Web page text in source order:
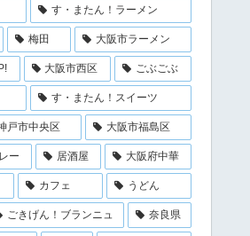
す・またん！ラーメン
梅田 大阪市ラーメン
大阪市西区 ごぶごぶ
す・またん！スイーツ
戸市中央区 大阪市福島区
ー 居酒屋 大阪府中華
カフェ うどん
ごきげん！ブランニュ 奈良県